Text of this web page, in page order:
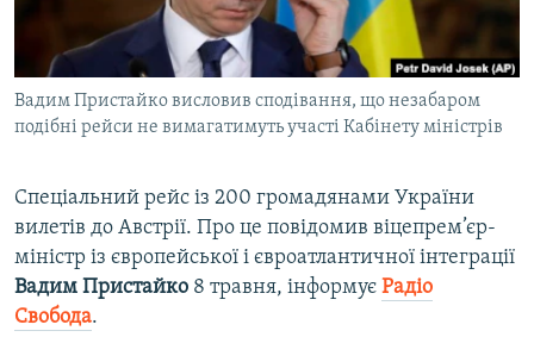
ВІДЕОУРОКИ «ELIFBE»
СВІДЧЕННЯ ОКУПАЦІЇ
УКРАЇНСЬКА ПРОБЛЕМА КРИМУ
Русский
Qırımtatar
Усі сайти RFE/RL
Вадим Пристайко висловив сподівання, що незабаром
подібні рейси не вимагатимуть участі Кабінету міністрів
Спеціальний рейс із 200 громадянами України
вилетів до Австрії. Про це повідомив віцепрем’єр-
міністр із європейської і євроатлантичної інтеграції
Вадим Пристайко 8 травня, інформує Радіо
Свобода.